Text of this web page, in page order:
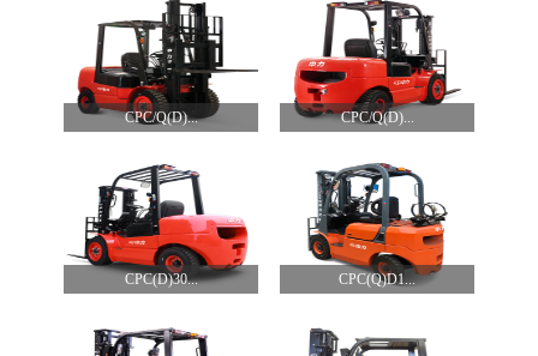
CPC/Q(D)... CPC/Q(D)...
CPC(D)30... CPC(Q)D1...